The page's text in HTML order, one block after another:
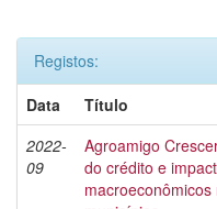
Registos:
Data
Título
2022-
09
Agroamigo
do crédito e
macroeconômicos